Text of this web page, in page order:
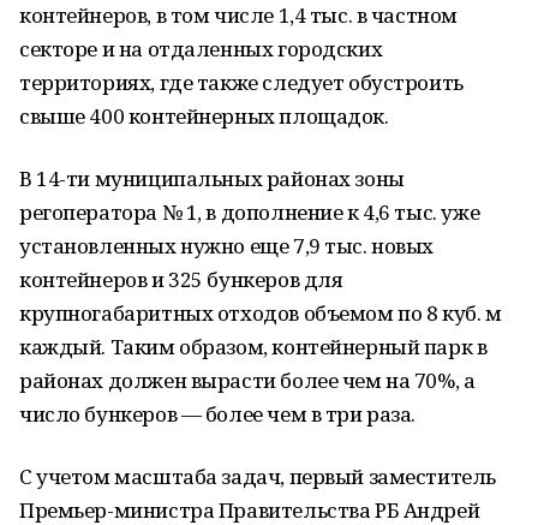
контейнеров, в том числе 1,4 тыс. в частном
секторе и на отдаленных городских
территориях, где также следует обустроить
свыше 400 контейнерных площадок.
В 14-ти муниципальных районах зоны
регоператора № 1, в дополнение к 4,6 тыс. уже
установленных нужно еще 7,9 тыс. новых
контейнеров и 325 бункеров для
крупногабаритных отходов объемом по 8 куб. м
каждый. Таким образом, контейнерный парк в
районах должен вырасти более чем на 70%, а
число бункеров — более чем в три раза.
С учетом масштаба задач, первый заместитель
Премьер-министра Правительства РБ Андрей